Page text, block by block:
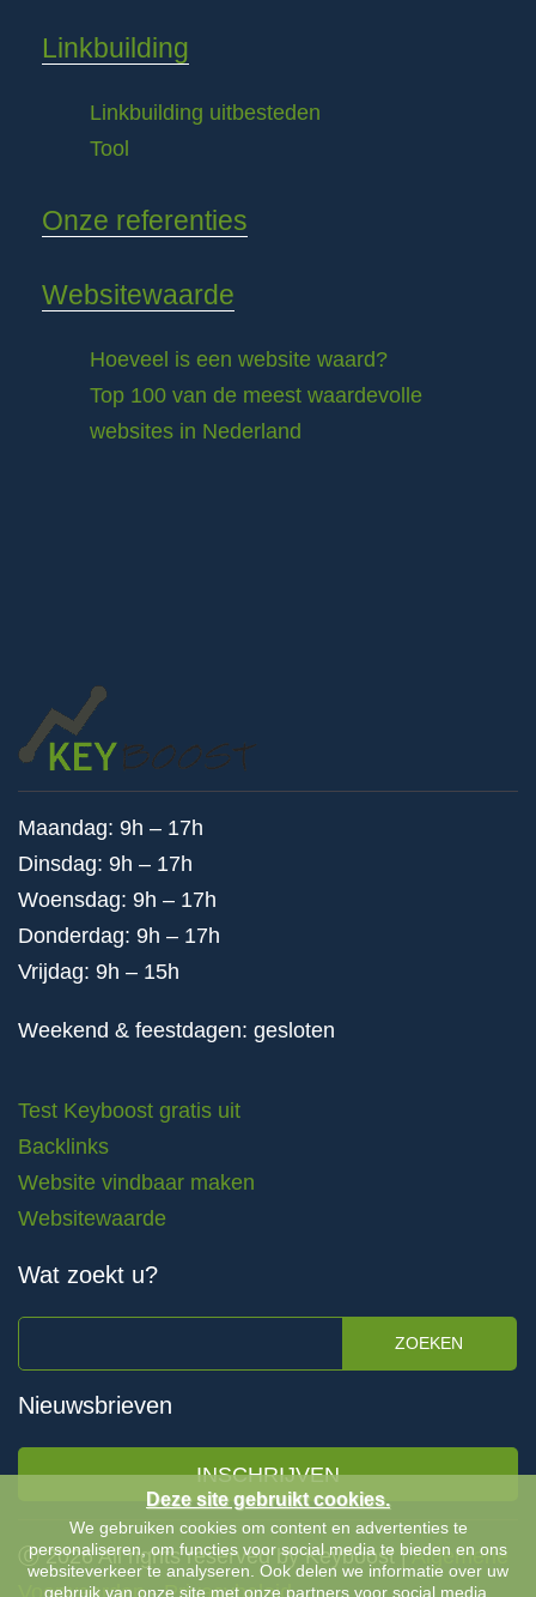
Linkbuilding
Linkbuilding uitbesteden
Tool
Onze referenties
Websitewaarde
Hoeveel is een website waard?
Top 100 van de meest waardevolle
websites in Nederland
Maandag: 9h – 17h
Dinsdag: 9h – 17h
Woensdag: 9h – 17h
Donderdag: 9h – 17h
Vrijdag: 9h – 15h
Weekend & feestdagen: gesloten
Test Keyboost gratis uit
Backlinks
Website vindbaar maken
Websitewaarde
Wat zoekt u?
ZOEKEN
Nieuwsbrieven
INSCHRIJVEN
Ⓒ 2026 All rights reserved by Keyboost |Algemene
Deze site gebruikt cookies.
We gebruiken cookies om content en advertenties te
personaliseren, om functies voor social media te bieden en ons
websiteverkeer te analyseren. Ook delen we informatie over uw
gebruik van onze site met onze partners voor social media,